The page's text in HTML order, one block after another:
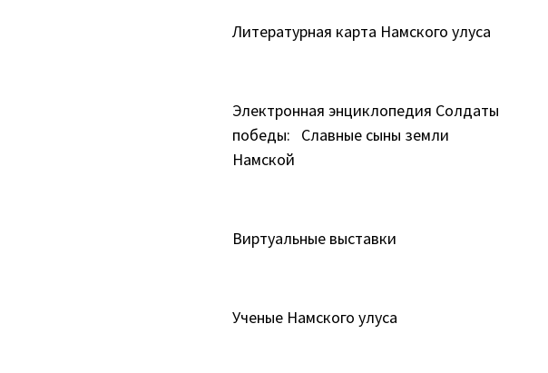
Литературная карта Намского улуса
Электронная энциклопедия Солдаты
победы: Славные сыны земли
Намской
Виртуальные выставки
Ученые Намского улуса